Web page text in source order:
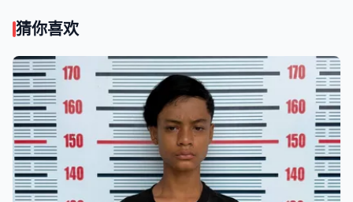
猜你喜欢